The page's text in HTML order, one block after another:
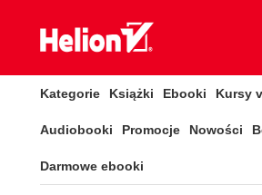
Kategorie Książki Ebooki Kursy
Audiobooki Promocje Nowości
Darmowe ebooki